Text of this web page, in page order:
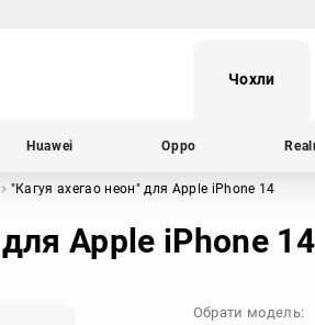
Чохли
Huawei Oppo
"Кагуя ахегао неон" для Apple iPhone 14
Apple iPhone 14
Обрати модель: